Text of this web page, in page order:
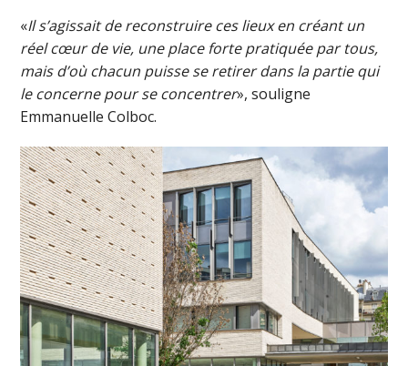
«Il s’agissait de reconstruire ces lieux en créant un
réel cœur de vie, une place forte pratiquée par tous,
mais d’où chacun puisse se retirer dans la partie qui
le concerne pour se concentrer», souligne
Emmanuelle Colboc.